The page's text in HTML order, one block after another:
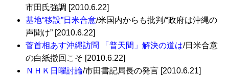
市田氏強調 [2010.6.22]
基地“移設”日米合意/米国内からも批判/“政府は沖縄の
声聞け” [2010.6.22]
菅首相あす沖縄訪問 「普天間」解決の道は/日米合意
の白紙撤回こそ [2010.6.22]
ＮＨＫ日曜討論/市田書記局長の発言 [2010.6.21]